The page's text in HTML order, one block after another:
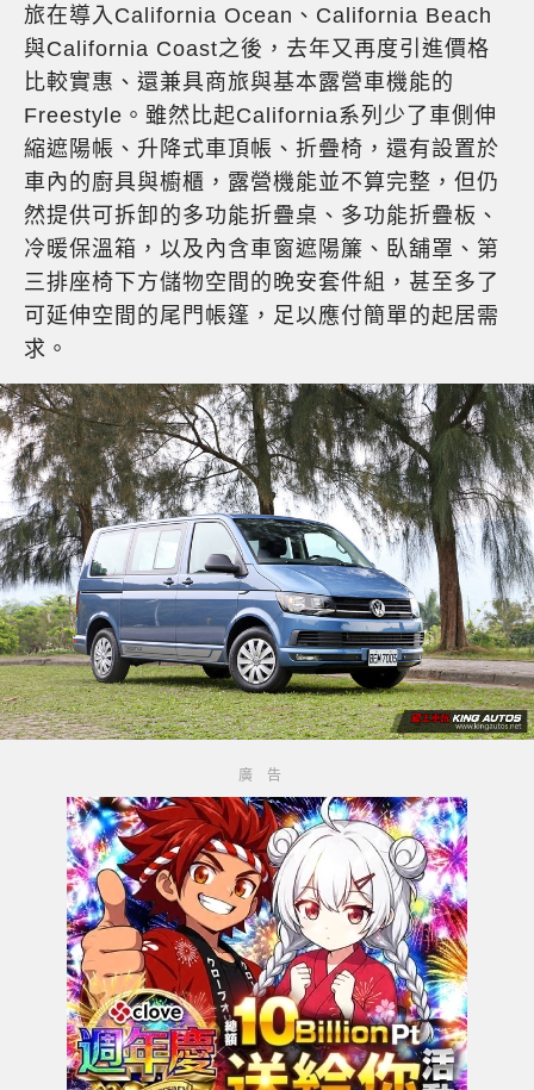
旅在導入California Ocean、California Beach
與California Coast之後，去年又再度引進價格
比較實惠、還兼具商旅與基本露營車機能的
Freestyle。雖然比起California系列少了車側伸
縮遮陽帳、升降式車頂帳、折疊椅，還有設置於
車內的廚具與櫥櫃，露營機能並不算完整，但仍
然提供可拆卸的多功能折疊桌、多功能折疊板、
冷暖保溫箱，以及內含車窗遮陽簾、臥舖罩、第
三排座椅下方儲物空間的晚安套件組，甚至多了
可延伸空間的尾門帳篷，足以應付簡單的起居需
求。